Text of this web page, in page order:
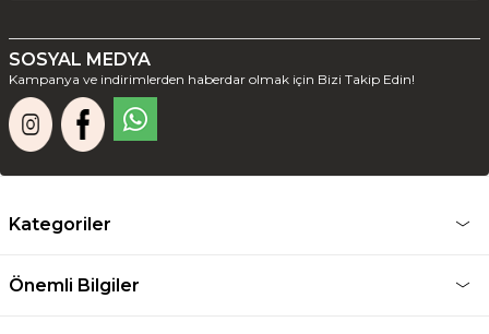
SOSYAL MEDYA
Kampanya ve indirimlerden haberdar olmak için Bizi Takip Edin!
Kategoriler
Önemli Bilgiler